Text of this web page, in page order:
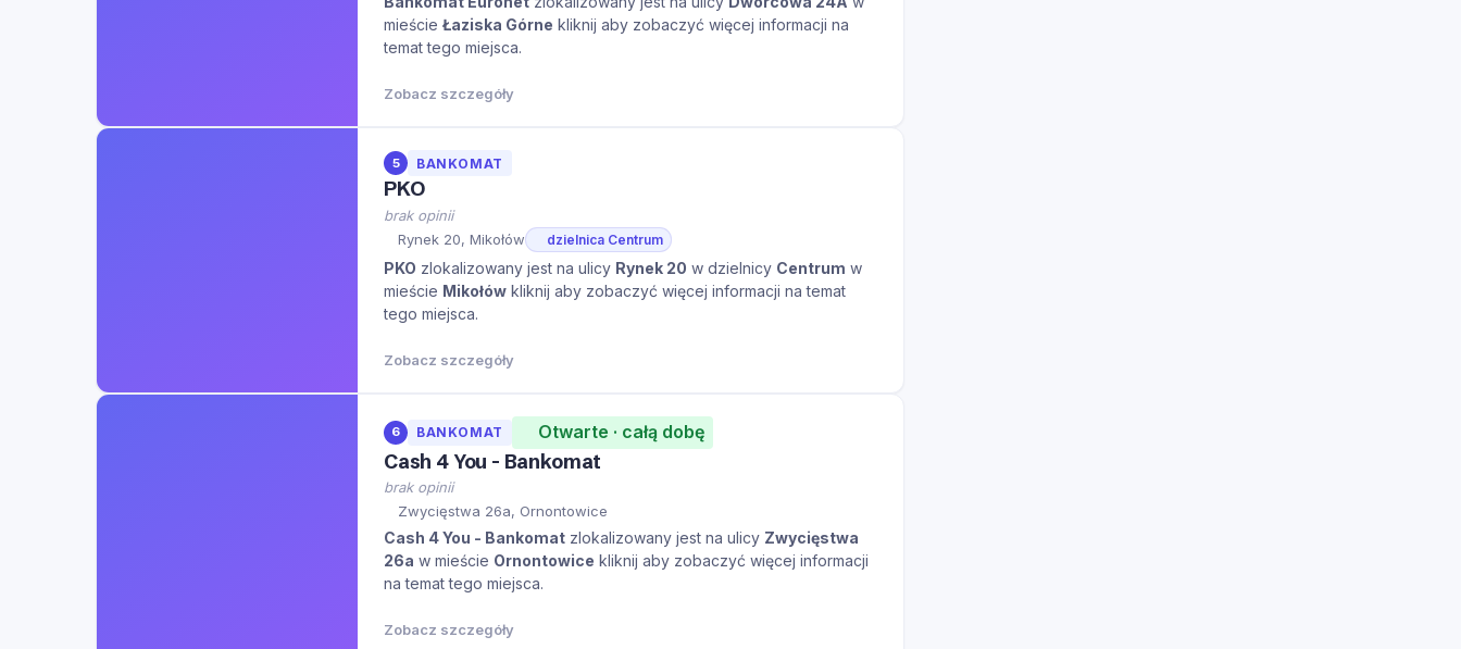
mieście Łaziska Górne kliknij aby zobaczyć więcej informacji na
temat tego miejsca.
Zobacz szczegóły
5 BANKOMAT
PKO
brak opinii
Rynek 20, Mikołów
dzielnica Centrum
PKO zlokalizowany jest na ulicy Rynek 20 w dzielnicy Centrum w
mieście Mikołów kliknij aby zobaczyć więcej informacji na temat
tego miejsca.
Zobacz szczegóły
6 BANKOMAT Otwarte · całą dobę
Cash 4 You - Bankomat
brak opinii
Zwycięstwa 26a, Ornontowice
Cash 4 You - Bankomat zlokalizowany jest na ulicy Zwycięstwa
26a w mieście Ornontowice kliknij aby zobaczyć więcej informacji
na temat tego miejsca.
Zobacz szczegóły